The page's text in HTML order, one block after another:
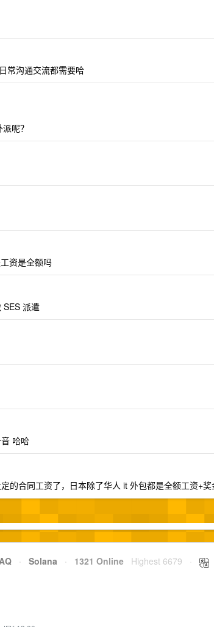
常沟通交流都需要哈
呢？
资是全额吗
SES 派遣
哈哈
的合同工资了，日本除了华人 it 外包都是全额工资+奖
· Solana · 1321 Online Highest 6679